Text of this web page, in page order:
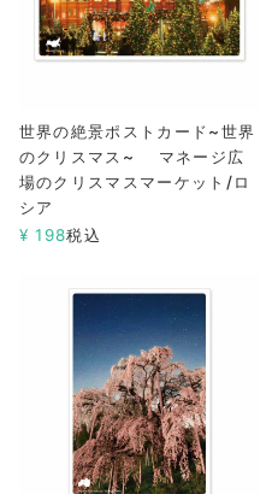
世界の絶景ポストカード~世界
のクリスマス~ マネージ広
場のクリスマスマーケット/ロ
シア
¥ 198税込